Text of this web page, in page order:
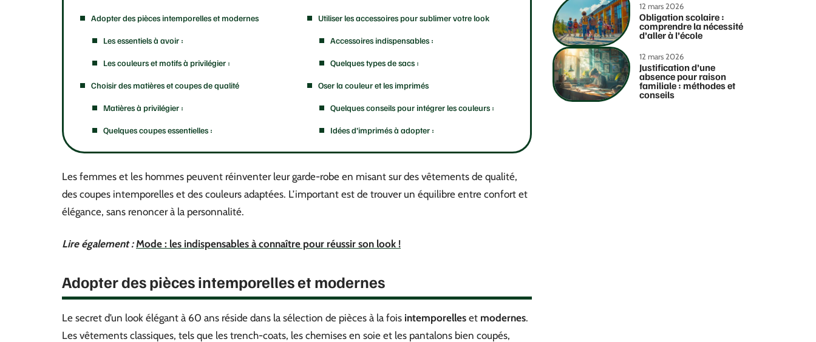
Adopter des pièces intemporelles et modernes
Les essentiels à avoir :
Les couleurs et motifs à privilégier :
Choisir des matières et coupes de qualité
Matières à privilégier :
Quelques coupes essentielles :
Utiliser les accessoires pour sublimer votre look
Accessoires indispensables :
Quelques types de sacs :
Oser la couleur et les imprimés
Quelques conseils pour intégrer les couleurs :
Idées d’imprimés à adopter :
Les femmes et les hommes peuvent réinventer leur garde-robe en misant sur des vêtements de qualité,
des coupes intemporelles et des couleurs adaptées. L’important est de trouver un équilibre entre confort et
élégance, sans renoncer à la personnalité.
Lire également : Mode : les indispensables à connaître pour réussir son look !
Adopter des pièces intemporelles et modernes
Le secret d’un look élégant à 60 ans réside dans la sélection de pièces à la fois intemporelles et modernes.
Les vêtements classiques, tels que les trench-coats, les chemises en soie et les pantalons bien coupés,
12 mars 2026
Obligation scolaire :
comprendre la nécessité
d’aller à l’école
12 mars 2026
Justification d’une
absence pour raison
familiale : méthodes et
conseils